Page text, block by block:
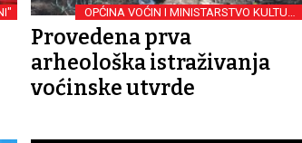
OPĆINA VOĆIN I MINISTARSTVO KULTURE
I MEDIJA
Provedena prva
arheološka istraživanja
voćinske utvrde